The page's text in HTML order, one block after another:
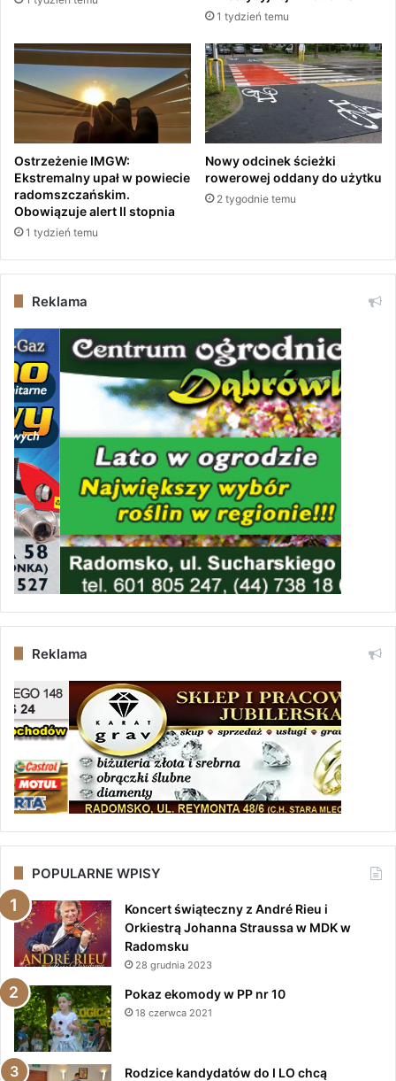
Darmowa aplikacja dostępna do ściągnięcia na
N
,
C
Z
Y
L
K
O
N
T
R
D
R
S
Z
U
R
Ó
W
N
O
Ś
C
I
[
F
O
T
1 tydzień temu
Ostrzeżenie IMGW:
Ekstremalny upał w powiecie
radomszczańskim.
Obowiązuje alert II stopnia
1 tydzień temu
Nowy odcinek ścieżki
rowerowej oddany do użytku
2 tygodnie temu
Reklama
Reklama
POPULARNE WPISY
Koncert świąteczny z André Rieu i
Orkiestrą Johanna Straussa w MDK w
Radomsku
28 grudnia 2023
Pokaz ekomody w PP nr 10
18 czerwca 2021
Rodzice kandydatów do I LO chcą